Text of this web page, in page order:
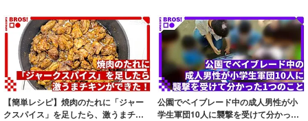
【簡単レシピ】焼肉のたれに「ジャー
クスパイス」を足したら、激うまチキ
公園でベイブレード中の成人男性が小
学生軍団10人に襲撃を受けて分かった1